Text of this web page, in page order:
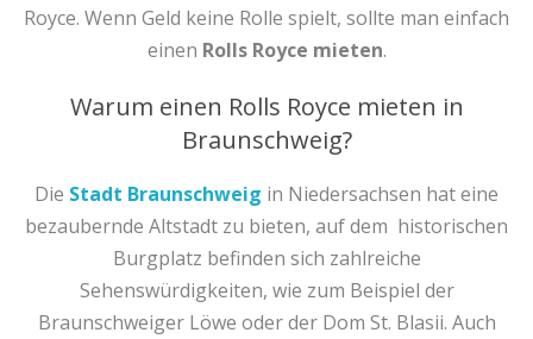
Royce. Wenn Geld keine Rolle spielt, sollte man einfach
einen Rolls Royce mieten.
Warum einen Rolls Royce mieten in
Braunschweig?
Die Stadt Braunschweig in Niedersachsen hat eine
bezaubernde Altstadt zu bieten, auf dem historischen
Burgplatz befinden sich zahlreiche
Sehenswürdigkeiten, wie zum Beispiel der
Braunschweiger Löwe oder der Dom St. Blasii. Auch